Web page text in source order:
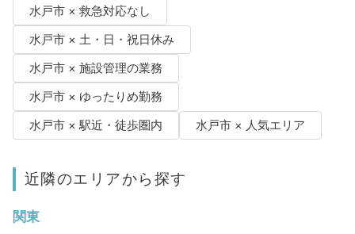
水戸市 × 救急対応なし
水戸市 × 土・日・祝日休み
水戸市 × 施設管理の業務
水戸市 × ゆったりめ勤務
水戸市 × 駅近・徒歩圏内
水戸市 × 人気エリア
近隣のエリアから探す
関東